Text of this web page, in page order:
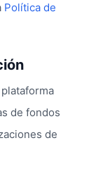
Política de
de fondos
de